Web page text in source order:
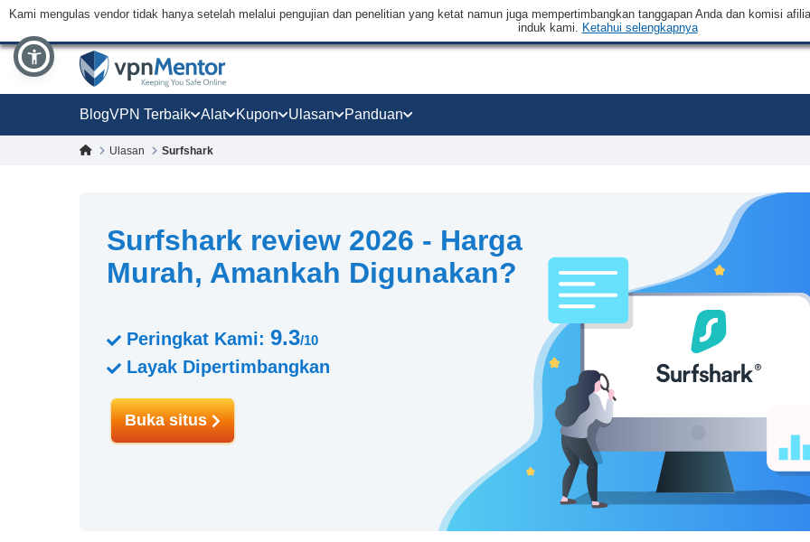
Kami mengulas vendor tidak hanya setelah melalui pengujian dan penelitian yang ketat namun juga mempertimbangkan tanggapan Anda dan komisi
induk kami. Ketahui selengkapnya
BlogVPN Terbaik Alat Kupon Ulasan Panduan
Ulasan Surfshark
Surfshark review 2026 - Harga
Murah, Amankah Digunakan?
Peringkat Kami: 9.3/10
Layak Dipertimbangkan
Buka situs